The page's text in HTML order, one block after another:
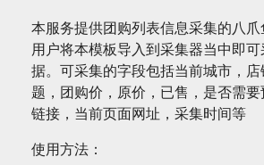
本服务提供团购列表信息采集的八爪
用户将本模板导入到采集器当中即
据。可采集的字段包括当前城市，
题，团购价，原价，已售，是否需
链接，当前页面网址，采集时间等
使用方法：